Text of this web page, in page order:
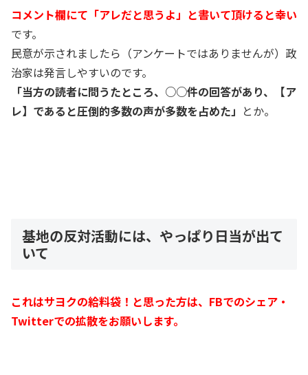
コメント欄にて「アレだと思うよ」と書いて頂けると幸い
です。
民意が示されましたら（アンケートではありませんが）政
治家は発言しやすいのです。
「当方の読者に問うたところ、○○件の回答があり、【ア
レ】であると圧倒的多数の声が多数を占めた」 とか。
基地の反対活動には、やっぱり日当が出て
いて
これはサヨクの給料袋！と思った方は、FBでのシェア・
Twitterでの拡散をお願いします。